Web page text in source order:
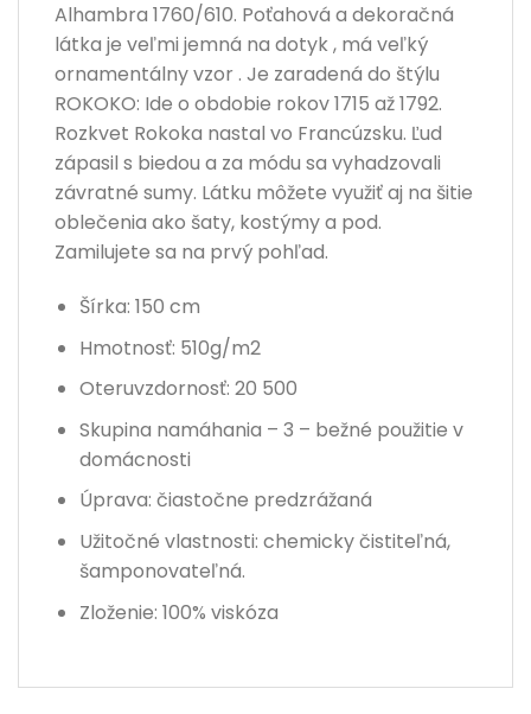
Alhambra 1760/610. Poťahová a dekoračná
látka je veľmi jemná na dotyk , má veľký
ornamentálny vzor . Je zaradená do štýlu
ROKOKO: Ide o obdobie rokov 1715 až 1792.
Rozkvet Rokoka nastal vo Francúzsku. Ľud
zápasil s biedou a za módu sa vyhadzovali
závratné sumy. Látku môžete využiť aj na šitie
oblečenia ako šaty, kostýmy a pod.
Zamilujete sa na prvý pohľad.
Šírka: 150 cm
Hmotnosť: 510g/m2
Oteruvzdornosť: 20 500
Skupina namáhania – 3 – bežné použitie v
domácnosti
Úprava: čiastočne predzrážaná
Užitočné vlastnosti: chemicky čistiteľná,
šamponovateľná.
Zloženie: 100% viskóza